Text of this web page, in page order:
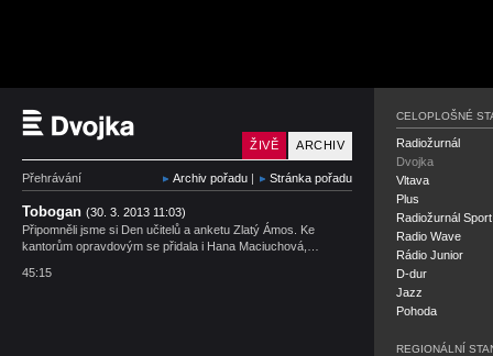
Český rozhlas Dvojka
ARCHIV
ŽIVĚ
Přehrávání Archiv pořadu | Stránka pořadu
Tobogan (30. 3. 2013 11:03)
Připomněli jsme si Den učitelů a anketu Zlatý Ámos. Ke
kantorům opravdovým se přidala i Hana Maciuchová,…
45:15
CELOPLOŠNÉ
Radiožurnál
Dvojka
Vltava
Plus
Radiožurnál Sport
Radio Wave
Rádio Junior
D-dur
Jazz
Pohoda
REGIONÁLNÍ